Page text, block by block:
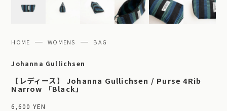
HOME WOMENS BAG
Johanna Gullichsen
【レディース】 Johanna Gullichsen / Purse 4Rib
Narrow 「Black」
6,600 YEN